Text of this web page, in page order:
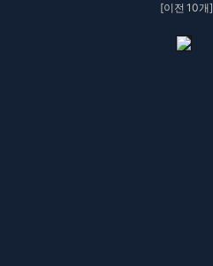
[이전 10개]